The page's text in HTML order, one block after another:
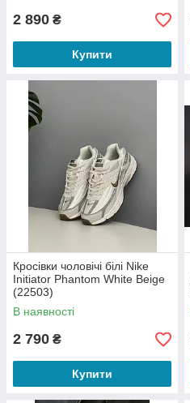
2 890 ₴
Купити
Кросівки чоловічі білі Nike
Initiator Phantom White Beige
(22503)
В наявності
2 790 ₴
Купити